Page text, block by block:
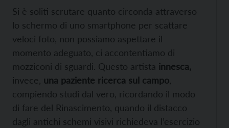
Si è soliti scrutare quanto circonda attraverso
lo schermo di uno smartphone per scattare
veloci foto, non possiamo aspettare il
momento adeguato, ci accontentiamo di
mozziconi di sguardi. Questo artista innesca,
invece, una paziente ricerca sul campo
compiendo studi dal vero, ricordando il modo
di fare del Rinascimento, quando il distacco
dagli antichi schemi visivi richiedeva l’esercizio